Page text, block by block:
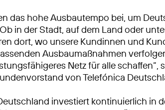
das hohe Ausbautempo bei, um
in der Stadt, auf dem Land oder
dort, wo unsere Kundinnen und
Ausbaumaßnahmen
Netz für alle schaffen“,
von Telefónica
investiert kontinuierlich in